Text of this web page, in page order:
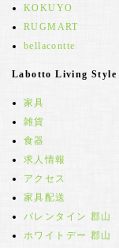
KOKUYO
RUGMART
bellacontte
Labotto Living Style
家具
雑貨
食器
求人情報
アクセス
家具配送
バレンタイン 郡山
ホワイトデー 郡山